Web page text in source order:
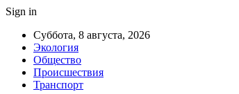
Sign in
Суббота, 8 августа, 2026
Экология
Общество
Происшествия
Транспорт